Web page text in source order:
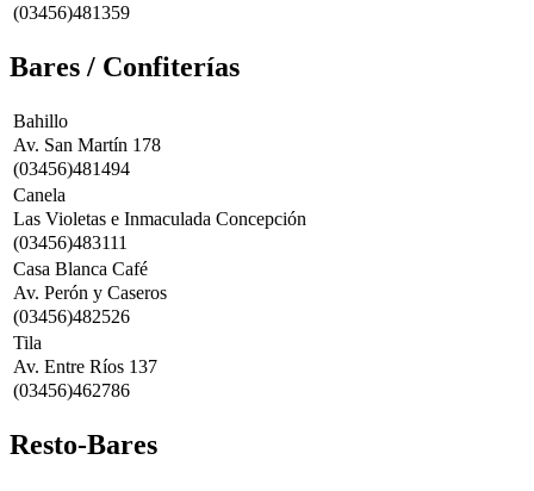
(03456)481359
Bares / Confiterías
Bahillo
Av. San Martín 178
(03456)481494
Canela
Las Violetas e Inmaculada Concepción
(03456)483111
Casa Blanca Café
Av. Perón y Caseros
(03456)482526
Tila
Av. Entre Ríos 137
(03456)462786
Resto-Bares